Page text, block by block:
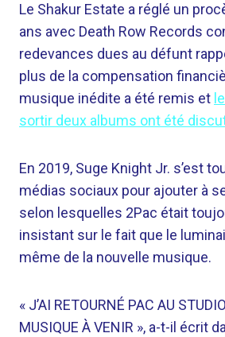
Le Shakur Estate a réglé un
ans avec Death Row Records
redevances dues au défunt
plus de la compensation
musique inédite a été remis et
sortir deux albums ont été
En 2019, Suge Knight Jr. s’est
médias sociaux pour ajouter à
selon lesquelles 2Pac était
insistant sur le fait que le
même de la nouvelle musique.
« J’AI RETOURNÉ PAC AU
MUSIQUE À VENIR », a-t-il écrit